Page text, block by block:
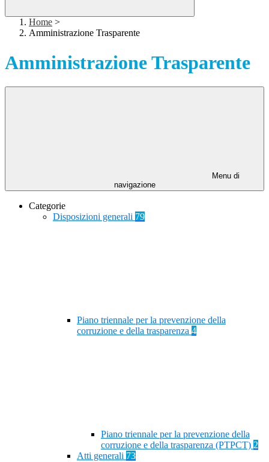
Home >
Amministrazione Trasparente
Amministrazione Trasparente
Menu di
navigazione
Categorie
Disposizioni generali 79
Piano triennale per la prevenzione della
corruzione e della trasparenza 4
Piano triennale per la prevenzione della
corruzione e della trasparenza (PTPCT) 2
Atti generali 73